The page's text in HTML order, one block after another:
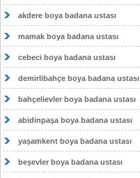
akdere boya badana ustası
mamak boya badana ustası
cebeci boya badana ustası
demirlibahçe boya badana ustası
bahçelievler boya badana ustası
abidinpaşa boya badana ustası
yaşamkent boya badana ustası
beşevler boya badana ustası